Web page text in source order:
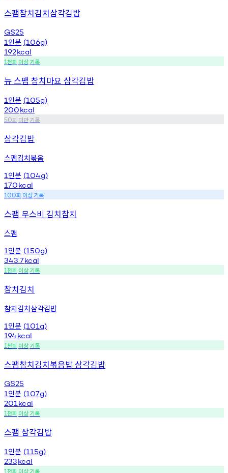
스팸참치김치삼각김밥
GS25
1 인분 (106g)
192kcal
1천회 이상기록
뉴 스팸 참치마요 삼각김밥
1 인분 (105g)
200kcal
50회 미만기록
삼각김밥
스팸김치볶음
1 인분 (104g)
170kcal
100회 이상기록
스팸 무스비 김치참치
스팸
1 인분 (150g)
343.7kcal
1천회 이상기록
참치김치
참치김치삼각김밥
1 인분 (101g)
194kcal
1천회 이상기록
스팸참치김치볶음밥 삼각김밥
GS25
1 인분 (107g)
201 kcal
1천회 이상기록
스팸 삼각김밥
1 인분 (115g)
233kcal
1천회 이상기록